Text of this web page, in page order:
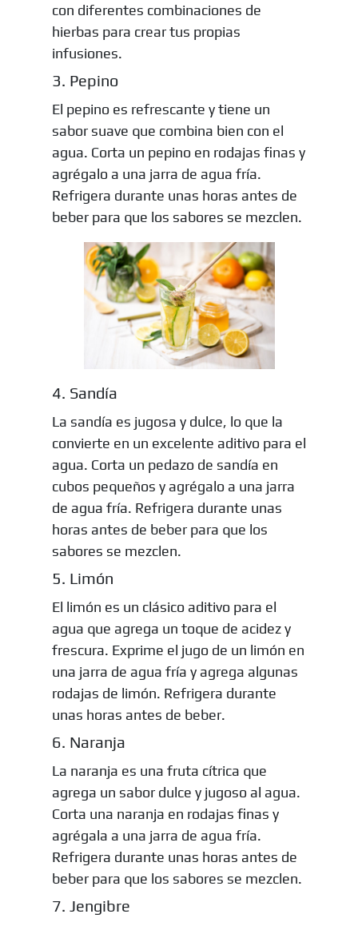
con diferentes combinaciones de
hierbas para crear tus propias
infusiones.
3. Pepino
El pepino es refrescante y tiene un
sabor suave que combina bien con el
agua. Corta un pepino en rodajas finas y
agrégalo a una jarra de agua fría.
Refrigera durante unas horas antes de
beber para que los sabores se mezclen.
4. Sandía
La sandía es jugosa y dulce, lo que la
convierte en un excelente aditivo para el
agua. Corta un pedazo de sandía en
cubos pequeños y agrégalo a una jarra
de agua fría. Refrigera durante unas
horas antes de beber para que los
sabores se mezclen.
5. Limón
El limón es un clásico aditivo para el
agua que agrega un toque de acidez y
frescura. Exprime el jugo de un limón en
una jarra de agua fría y agrega algunas
rodajas de limón. Refrigera durante
unas horas antes de beber.
6. Naranja
La naranja es una fruta cítrica que
agrega un sabor dulce y jugoso al agua.
Corta una naranja en rodajas finas y
agrégala a una jarra de agua fría.
Refrigera durante unas horas antes de
beber para que los sabores se mezclen.
7. Jengibre